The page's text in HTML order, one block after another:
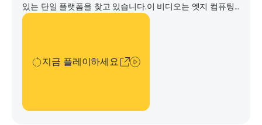
있는 단일 플랫폼을 찾고 있습니다.이 비디오는 엣지 컴퓨팅
플랫폼의 가치와 미션 크리티컬 솔루션을 현대화하고 보호하
지금 플레이하세요
지금 플레이하세요